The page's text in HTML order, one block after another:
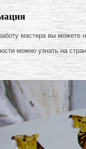
мастера вы можете
можно узнать на